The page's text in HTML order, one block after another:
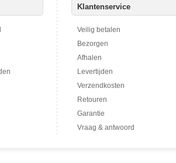
Klantenservice
Veilig betalen
Bezorgen
Afhalen
Levertijden
Verzendkosten
Retouren
Garantie
Vraag & antwoord